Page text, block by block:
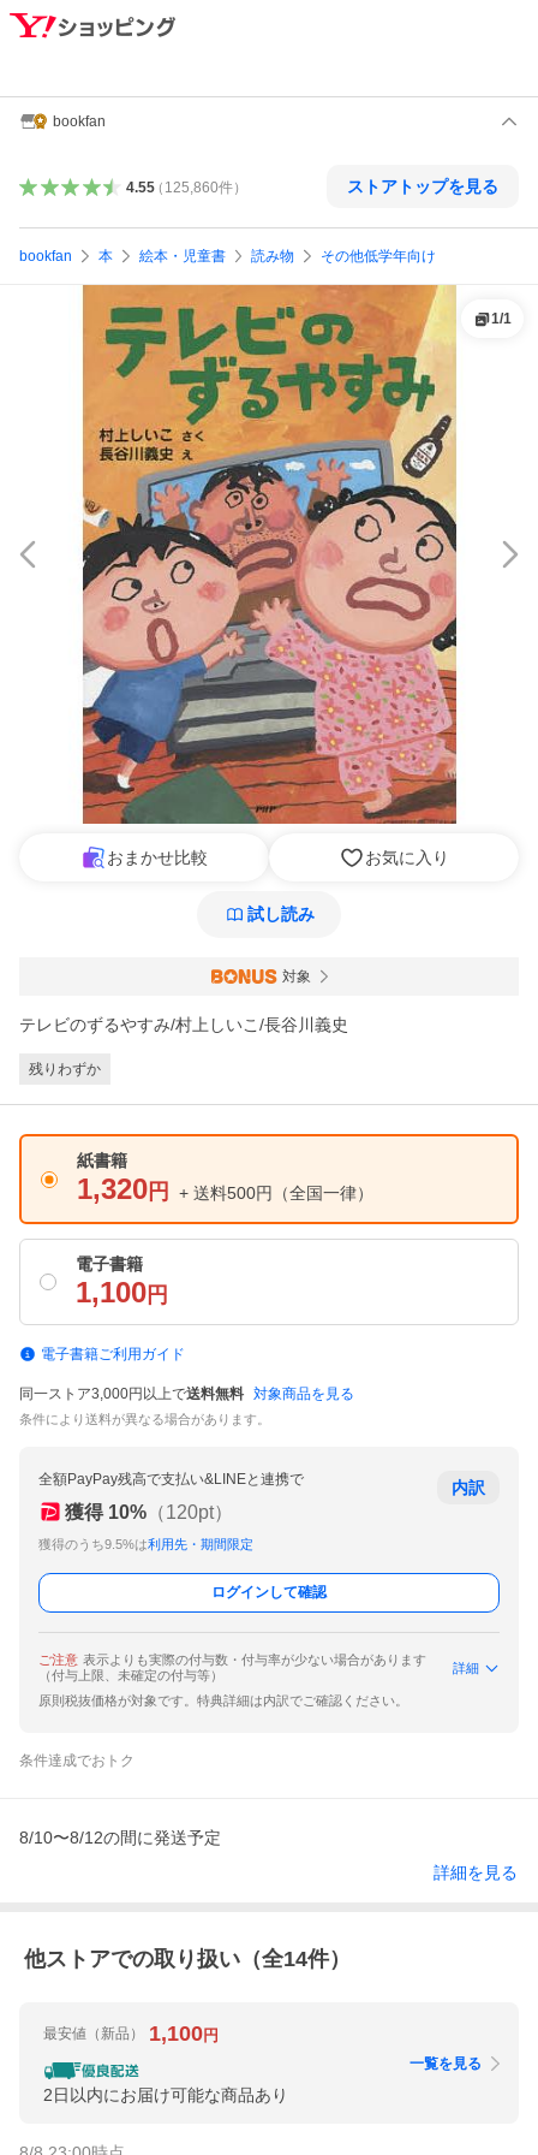
bookfan
4.55（ 125,860件） ストアトップを見る
bookfan 本 絵本・児童書 読み物 その他低学年向け
1/1
おまかせ比較 お気に入り
試し読み
対象
テレビのずるやすみ/村上しいこ/長谷川義史
残りわずか
紙書籍
1,320 円 + 送料500円 （全国一律）
電子書籍
1,100 円
電子書籍ご利用ガイド
同一ストア3,000円以上で送料無料 対象商品を見る
条件により送料が異なる場合があります。
全額PayPay残高で支払い&LINEと連携で
獲得 10% （120pt）
獲得のうち9.5%は利用先・期間限定
内訳
ログインして確認
ご注意 表示よりも実際の付与数・付与率が少ない場合があります
（付与上限、未確定の付与等）
詳細
原則税抜価格が対象です。特典詳細は内訳でご確認ください。
条件達成でおトク
8/10〜8/12の間に発送予定
詳細を見る
他ストアでの取り扱い（全14件）
最安値 （新品） 1,100円
2日以内にお届け可能な商品あり
一覧を見る